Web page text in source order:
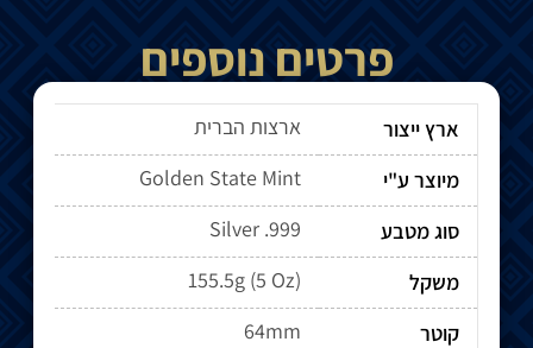
פרטים נוספים
ארץ ייצור
ארצות הברית
מיוצר ע"י
Golden State Mint
סוג מטבע
Silver .999
משקל
155.5g (5 Oz)
קוטר
64mm